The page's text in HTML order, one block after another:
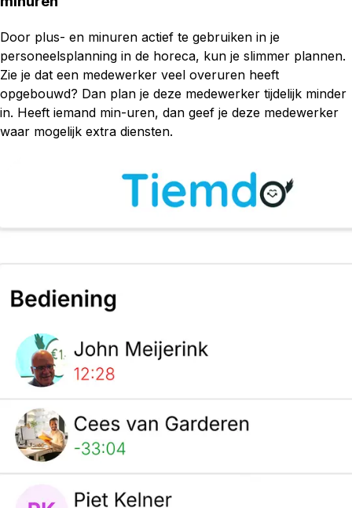
Door plus- en minuren actief te gebruiken in je
personeelsplanning in de horeca, kun je slimmer plannen.
Zie je dat een medewerker veel overuren heeft
opgebouwd? Dan plan je deze medewerker tijdelijk minder
in. Heeft iemand min-uren, dan geef je deze medewerker
waar mogelijk extra diensten.